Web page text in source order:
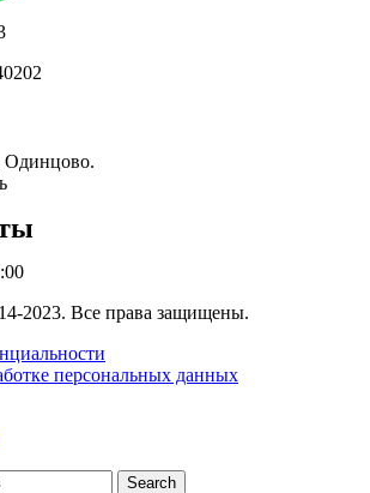
Одинцово.
2023. Все права защищены.
персональных данных
Search